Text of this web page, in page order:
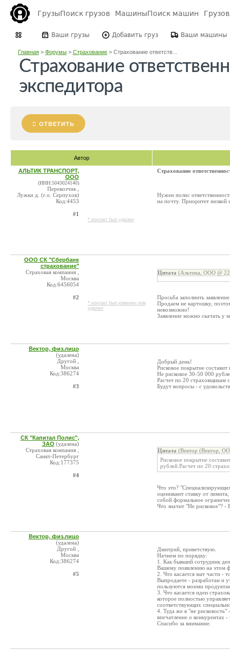
ГрузыПоиск грузов МашиныПоиск машин
Ваши грузы Добавить груз Ваши машины
Главная> Форумы> Страхование> Страхование ответств...
Страхование
экспедитора
ОТВЕТИТЬ
Автор
АЛЬТИК ТРАНСПОРТ,
ООО
(ИНН:5043024140)
Перевозчик ,
Лужки д. (г.о. Серпухов)
Код:4453
#1
* контакт был удален
Страхование
Нужен полис
на почту. Приоритет низкой
ООО СК "Сбербанк
страхование"
Страховая компания ,
Москва
Код:6456054
#2
* контакт был изменен или
удален
Цитата (Альтика, ООО @
Просьба заполнить
Продаем не картошку,
невозможно!
Заявление можно скачать у
Вектор, физ.лицо
(удалена)
Другой ,
Москва
Код:386274
#3
Добрый день!
Рисковое покрытие
Не рисковое 30-50 000
Расчет по 20 страховщикам
Будут вопросы - с
СК "Капитал Полис",
ЗАО (удалена)
Страховая компания ,
Санкт-Петербург
Код:177375
#4
Цитата (Вектор (Вектор,
Рисковое покрытие
рублей.Расчет по 20
Что это?
оценивают ставку от лимита,
собой формальное
Что значит "Не рисковое"? -
Вектор, физ.лицо
(удалена)
Другой ,
Москва
Код:386274
#5
Дмитрий, приветствую.
Начнем по порядку:
1. Как бывший сотрудник
Вашему появлению на этом
2. Что касается мат части -
Выпродаете - разработан и
пользуются моими
3. Что касается идеи
которое полностью
соответствующих
4. Туда же в "не рисковость"
впечатление о конкурентах
Спасибо за внимание.